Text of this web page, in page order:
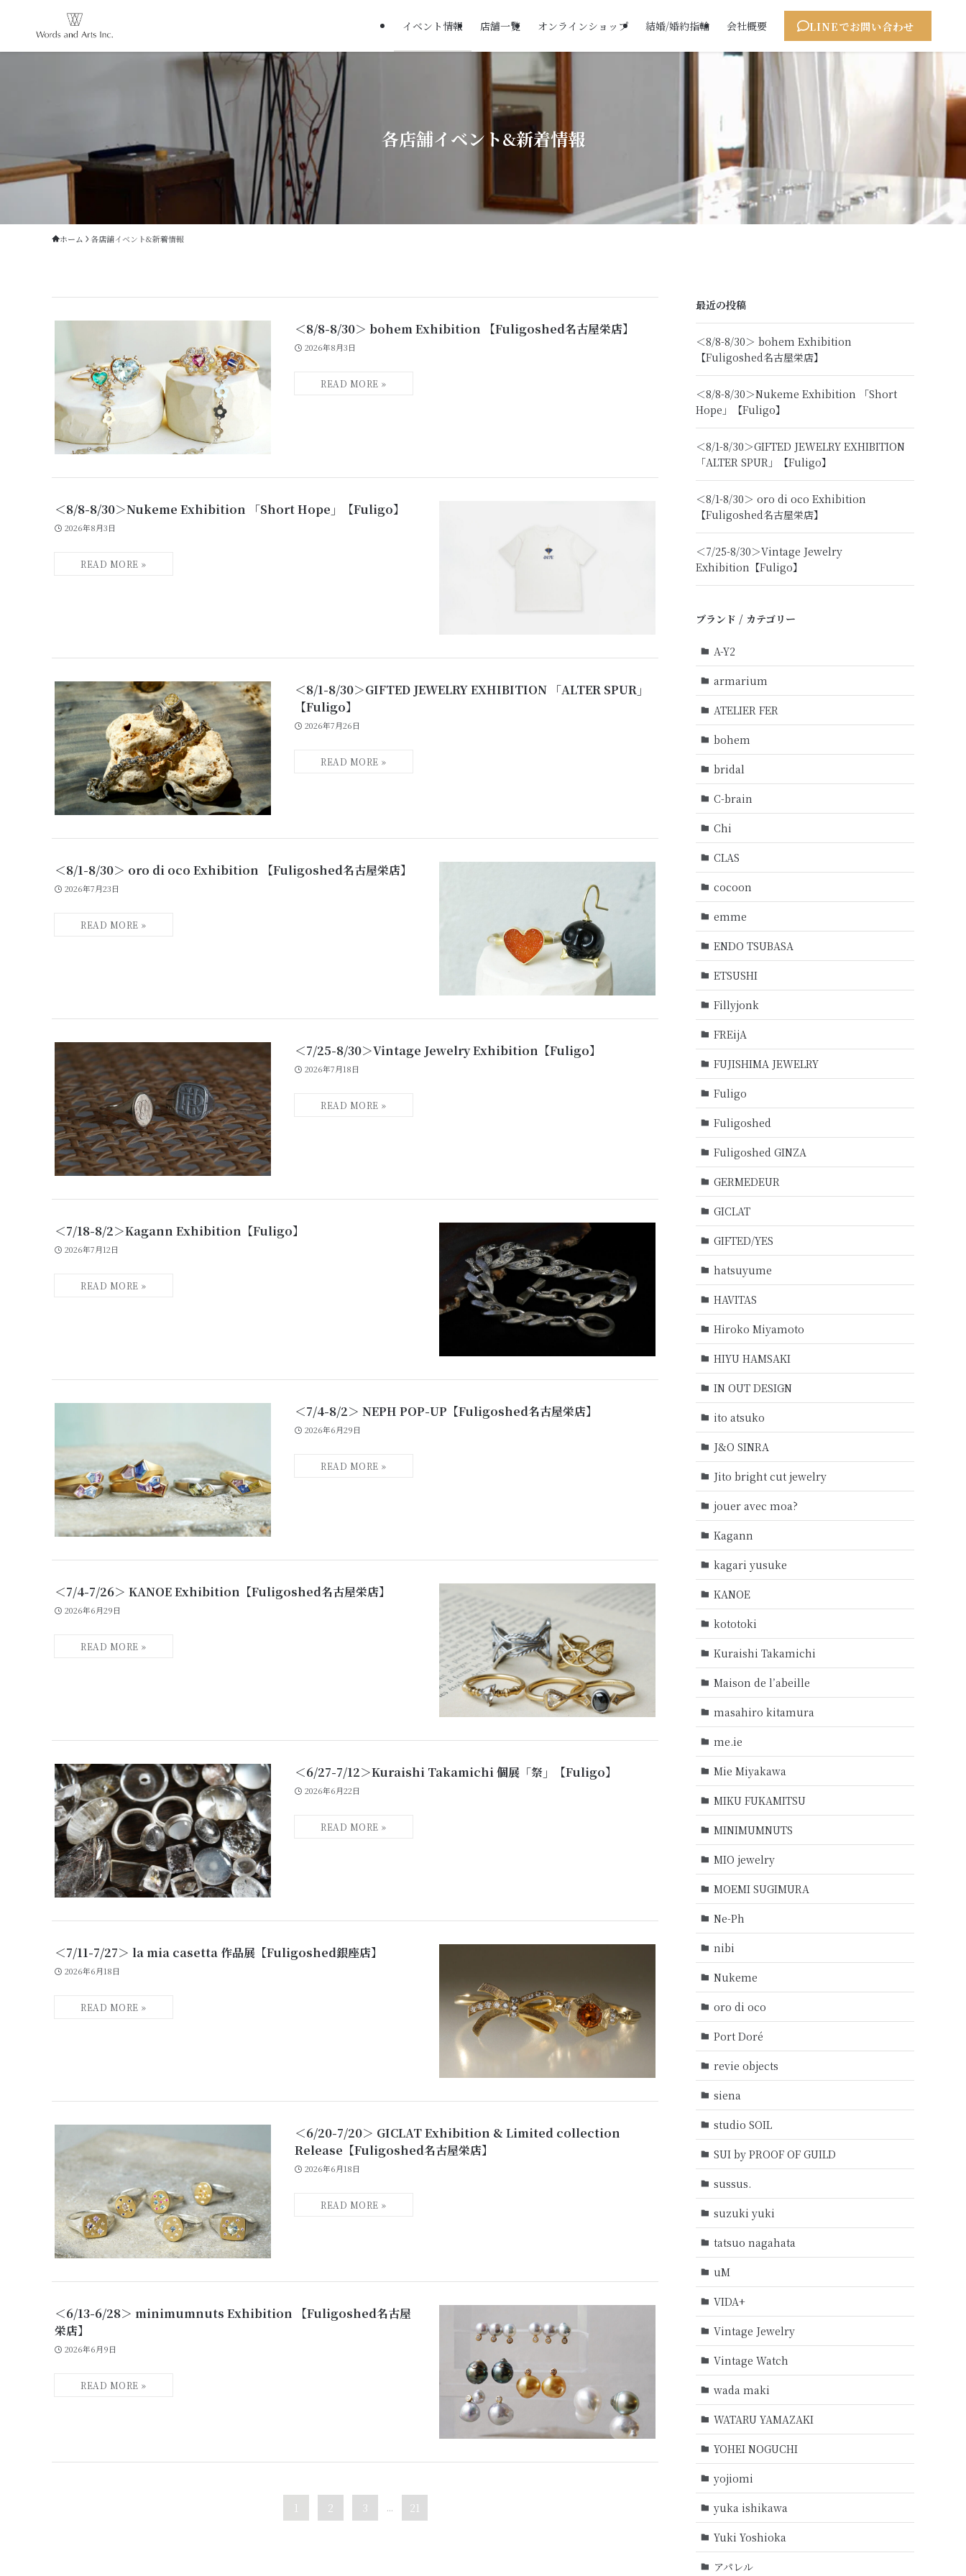
イベント情報 店舗一覧 オンラインショップ 結婚/婚約指輪 会社概要 LINEでお問い合わせ
各店舗イベント&新着情報
ホーム 各店舗イベント&新着情報
＜8/8-8/30＞ bohem Exhibition 【Fuligoshed名古屋栄店】
2026年8月3日
＜8/8-8/30＞Nukeme Exhibition 「Short Hope」【Fuligo】
2026年8月3日
＜8/1-8/30＞GIFTED JEWELRY EXHIBITION 「ALTER SPUR」
【Fuligo】
2026年7月26日
＜8/1-8/30＞ oro di oco Exhibition 【Fuligoshed名古屋栄店】
2026年7月23日
＜7/25-8/30＞Vintage Jewelry Exhibition【Fuligo】
2026年7月18日
＜7/18-8/2＞Kagann Exhibition【Fuligo】
2026年7月12日
＜7/4-8/2＞ NEPH POP-UP【Fuligoshed名古屋栄店】
2026年6月29日
＜7/4-7/26＞ KANOE Exhibition【Fuligoshed名古屋栄店】
2026年6月29日
＜6/27-7/12＞Kuraishi Takamichi 個展「祭」【Fuligo】
2026年6月22日
＜7/11-7/27＞ la mia casetta 作品展【Fuligoshed銀座店】
2026年6月18日
＜6/20-7/20＞ GICLAT Exhibition & Limited collection
Release【Fuligoshed名古屋栄店】
2026年6月18日
＜6/13-6/28＞ minimumnuts Exhibition 【Fuligoshed名古屋
栄店】
2026年6月9日
1 2 3 ... 21
最近の投稿
＜8/8-8/30＞ bohem Exhibition
【Fuligoshed名古屋栄店】
＜8/8-8/30＞Nukeme Exhibition 「Short
Hope」【Fuligo】
＜8/1-8/30＞GIFTED JEWELRY EXHIBITION
「ALTER SPUR」【Fuligo】
＜8/1-8/30＞ oro di oco Exhibition
【Fuligoshed名古屋栄店】
＜7/25-8/30＞Vintage Jewelry
Exhibition【Fuligo】
ブランド / カテゴリー
A-Y2
armarium
ATELIER FER
bohem
bridal
C-brain
Chi
CLAS
cocoon
emme
ENDO TSUBASA
ETSUSHI
Fillyjonk
FREijA
FUJISHIMA JEWELRY
Fuligo
Fuligoshed
Fuligoshed GINZA
GERMEDEUR
GICLAT
GIFTED/YES
hatsuyume
HAVITAS
Hiroko Miyamoto
HIYU HAMSAKI
IN OUT DESIGN
ito atsuko
J&O SINRA
Jito bright cut jewelry
jouer avec moa?
Kagann
kagari yusuke
KANOE
kototoki
Kuraishi Takamichi
Maison de l’abeille
masahiro kitamura
me.ie
Mie Miyakawa
MIKU FUKAMITSU
MINIMUMNUTS
MIO jewelry
MOEMI SUGIMURA
Ne-Ph
nibi
Nukeme
oro di oco
Port Doré
revie objects
siena
studio SOIL
SUI by PROOF OF GUILD
sussus.
suzuki yuki
tatsuo nagahata
uM
VIDA+
Vintage Jewelry
Vintage Watch
wada maki
WATARU YAMAZAKI
YOHEI NOGUCHI
yojiomi
yuka ishikawa
Yuki Yoshioka
アパレル